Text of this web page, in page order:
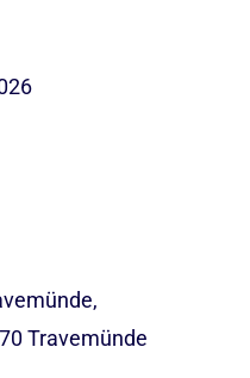
Travemünde